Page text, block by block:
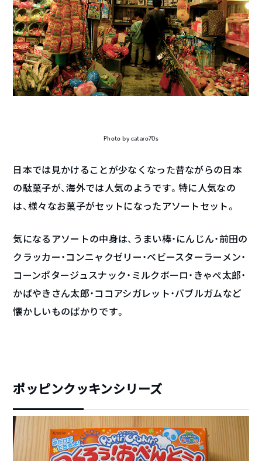
Photo by cataro70s
日本では見かけることが少なくなった昔ながらの日本
の駄菓子が、海外では人気のようです。特に人気なの
は、様々なお菓子がセットになったアソートセット。
気になるアソートの中身は、うまい棒・にんじん・前田の
クラッカー・コンニャクゼリー・ベビースターラーメン・
コーンポタージュスナック・ミルクボーロ・きゃぺ太郎・
かばやきさん太郎・ココアシガレット・バブルガムなど
懐かしいものばかりです。
ポッピンクッキンシリーズ